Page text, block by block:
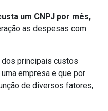
um CNPJ por mês,
as despesas com
principais custos
empresa e que por
de diversos fatores,